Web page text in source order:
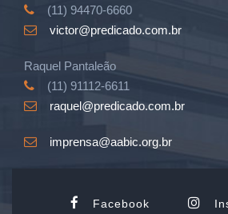
(11) 94470-6660
victor@predicado.com.br
Raquel Pantaleão
(11) 91112-6611
raquel@predicado.com.br
imprensa@aabic.org.br
Facebook